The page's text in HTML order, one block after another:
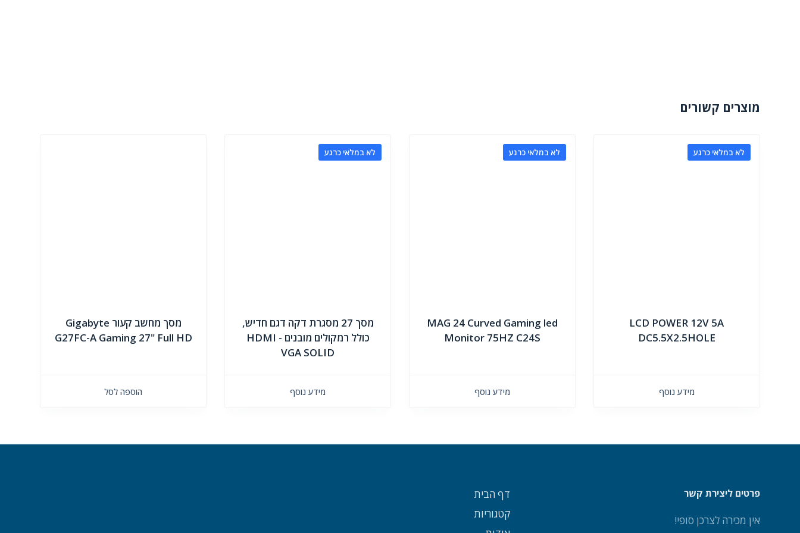
מוצרים קשורים
לא במלאי כרגע
LCD POWER 12V 5A
DC5.5X2.5HOLE
מידע נוסף
לא במלאי כרגע
MAG 24 Curved Gaming led
Monitor 75HZ C24S
מידע נוסף
לא במלאי כרגע
מסך 27 מסגרת דקה דגם חדיש,
כולל רמקולים מובנים HDMI -
VGA SOLID
מידע נוסף
מסך מחשב קעור Gigabyte
G27FC-A Gaming 27" Full HD
הוספה לסל
פרטים ליצירת קשר
אין מכירה לצרכן סופי!
דף הבית
קטגוריות